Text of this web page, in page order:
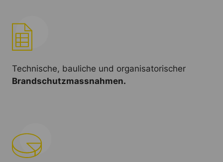
Technische, bauliche und organisatorischer
Brandschutzmassnahmen.